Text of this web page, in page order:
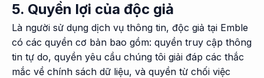
5. Quyền lợi của độc giả
Là người sử dụng dịch vụ thông tin, độc giả tại Emble
có các quyền cơ bản bao gồm: quyền truy cập thông
tin tự do, quyền yêu cầu chúng tôi giải đáp các thắc
mắc về chính sách dữ liệu, và quyền từ chối việc